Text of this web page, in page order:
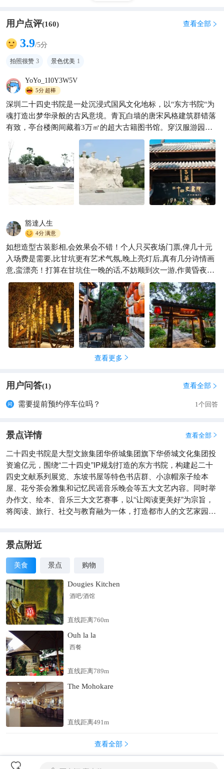
深圳出发2h直达！在这个治愈
古镇🏮躺平～太爽了！
用户点评(160) 查看全部 
3.9/5分
拍照很赞 3 景色优美 1
YoYo_1I0Y3W5V
5分超棒
深圳二十四史书院是一处沉浸式国风文化地标，以"东方书院"为
魂打造出梦华录般的古风意境。青瓦白墙的唐宋风格建筑群错落
有致，亭台楼阁间藏着3万㎡的超大古籍图书馆。穿汉服游园
时，可体验活字印刷、古法造纸等非遗项目，夜幕下灯笼长廊与
全息投影交织出穿越千年的奇幻夜游。虽然位置稍偏，但国学讲
座、雅集茶会等文化活动让这里成为传统文化爱好者的精神桃
源，堪称深圳最具诗意的"现代文脉"！
4+
豁達人生
4分满意
如想造型古装影相,会效果会不错！个人只买夜场门票,俾几十元
入场费是需要,比甘坑更有艺术气氛,晚上亮灯后,真有几分诗情画
意,蛮漂亮！打算在甘坑住一晚的话,不妨顺到次一游,作黄昏夜游
节目！不过注意那里无食店,星期六晚6时半到,见院内唯一食肆也
休息了！也小食档的！所以最好早点晚饭才去游院,或可游毕再回
甘坑夜宵！
9+
查看更多 
用户问答(1) 查看全部 
需要提前预约停车位吗？ 1个回答
景点详情 查看全部 
二十四史书院是大型文旅集团华侨城集团旗下华侨城文化集团投
资逾亿元，围绕“二十四史”IP规划打造的东方书院，构建起二十
四史文献系列展览、东坡书屋等特色书店群、小凉帽亲子绘本
屋、花兮茶会雅集和记忆民谣音乐晚会等五大文艺内容。同时举
办作文、绘本、音乐三大文艺赛事，以“让阅读更美好”为宗旨，
将阅读、旅行、社交与教育融为一体，打造都市人的文艺家园。
地制宜错落有致掩映在山水林泉之间。未来，二十四史书院将在
全国布局，结合在地文史构架文化主题，打造文化地标和文艺家
园，再现“二十四史”宏大文化格局和中国书院的千年魅力，为中
华文化伟大复兴贡献书院样板。
景点附近
美食 景点 购物
Dougies Kitchen
酒吧/酒馆
直线距离760m
Ouh la la
西餐
直线距离789m
The Mohokare
直线距离491m
查看全部 
